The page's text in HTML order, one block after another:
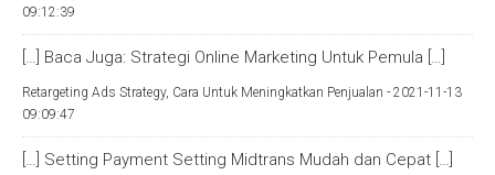
09:12:39
[…] Baca Juga: Strategi Online Marketing Untuk Pemula […]
Retargeting Ads Strategy, Cara Untuk Meningkatkan Penjualan - 2021-11-13
09:09:47
[…] Setting Payment Setting Midtrans Mudah dan Cepat […]